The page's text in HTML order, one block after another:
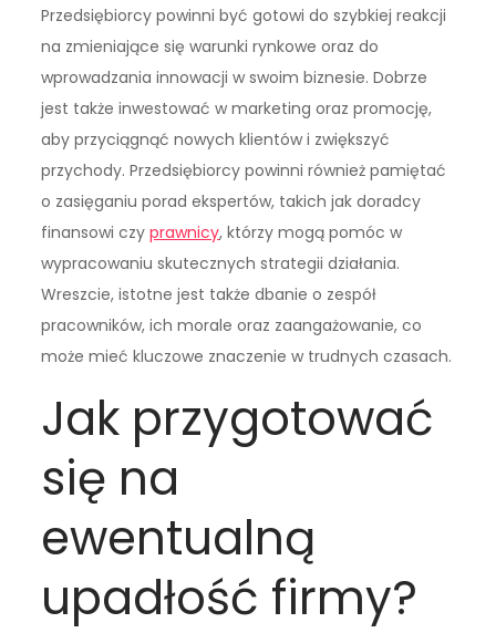
Przedsiębiorcy powinni być gotowi do szybkiej reakcji
na zmieniające się warunki rynkowe oraz do
wprowadzania innowacji w swoim biznesie. Dobrze
jest także inwestować w marketing oraz promocję,
aby przyciągnąć nowych klientów i zwiększyć
przychody. Przedsiębiorcy powinni również pamiętać
o zasięganiu porad ekspertów, takich jak doradcy
finansowi czyprawnicy, którzy mogą pomóc w
wypracowaniu skutecznych strategii działania.
Wreszcie, istotne jest także dbanie o zespół
pracowników, ich morale oraz zaangażowanie, co
może mieć kluczowe znaczenie w trudnych czasach.
Jak przygotować
się na
ewentualną
upadłość firmy?